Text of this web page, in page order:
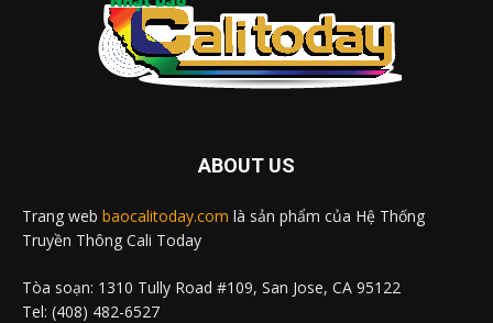
ABOUT US
Trang web baocalitoday.com là sản phẩm của Hệ Thống
Truyền Thông Cali Today
Tòa soạn: 1310 Tully Road #109, San Jose, CA 95122
Tel: (408) 482-6527